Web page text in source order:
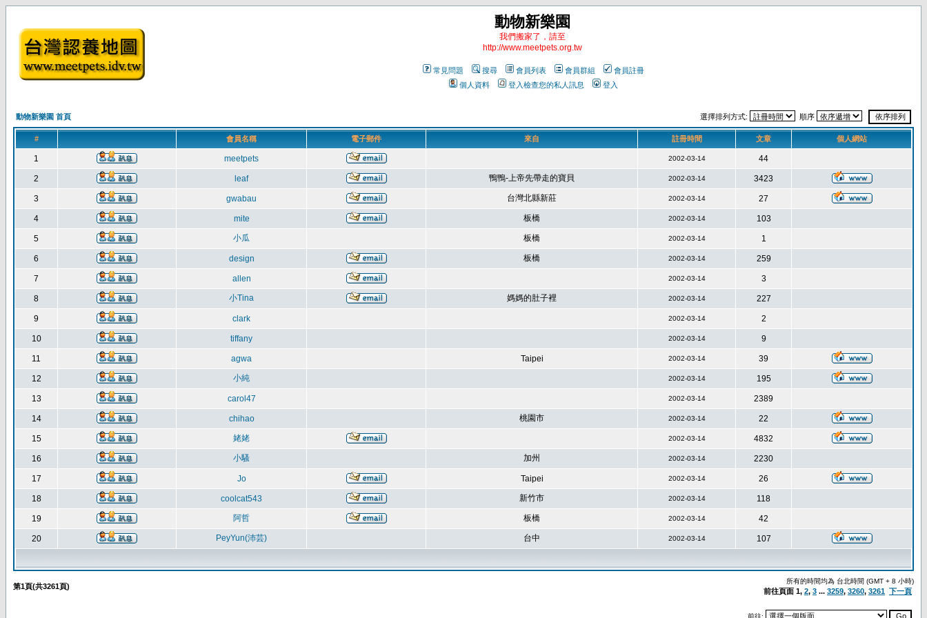
動物新樂園
我們搬家了，請至
http://www.meetpets.org.tw
常見問題 搜尋 會員列表 會員群組
會員註冊
個人資料
登入檢查您的私人訊息 登入
動物新樂園 首頁 選擇排列方式: 順序
# 會員名稱 電子郵件 來自 註冊時間 文章 個人網站
1 meetpets 2002-03-14 44
2 leaf 鴨鴨-上帝先帶走的寶貝 2002-03-14 3423
3 gwabau 台灣北縣新莊 2002-03-14 27
4 mite 板橋 2002-03-14 103
5 小瓜 板橋 2002-03-14 1
6 design 板橋 2002-03-14 259
7 allen 2002-03-14 3
8 小Tina 媽媽的肚子裡 2002-03-14 227
9 clark 2002-03-14 2
10 tiffany 2002-03-14 9
11 agwa Taipei 2002-03-14 39
12 小純 2002-03-14 195
13 carol47 2002-03-14 2389
14 chihao 桃園市 2002-03-14 22
15 姥姥 2002-03-14 4832
16 小騷 加州 2002-03-14 2230
17 Jo Taipei 2002-03-14 26
18 coolcat543 新竹市 2002-03-14 118
19 阿哲 板橋 2002-03-14 42
20 PeyYun(沛芸) 台中 2002-03-14 107
第1頁(共3261頁)
所有的時間均為 台北時間 (GMT + 8 小時)
前往頁面 1, 2, 3 ... 3259, 3260, 3261 下一頁
前往: